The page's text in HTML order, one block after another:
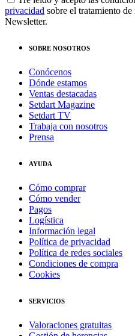
privacidad sobre el tratamiento
Newsletter.
SOBRE NOSOTROS
Conócenos
Dónde estamos
Ventas destacadas
Setdart Magazine
Setdart TV
Trabaja con nosotros
Prensa
AYUDA
Cómo comprar
Cómo vender
Pagos
Logística
Información legal
Política de privacidad
Política de redes sociales
Condiciones de compra
Cookies
SERVICIOS
Valoraciones gratuitas